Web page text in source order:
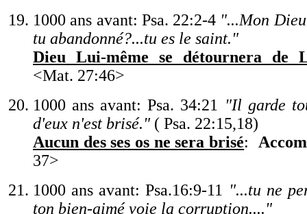
1000 ans avant: Psa. 22:2-4 "...Mon
tu abandonné?...tu es le saint."
Dieu Lui-même se détournera de
<Mat. 27:46>
1000 ans avant: Psa. 34:21
"Il garde
d'eux n'est brisé." ( Psa. 22:15,18)
Aucun des ses os ne sera brisé:
37>
1000 ans avant: Psa.16:9-11 "...tu ne
ton bien-aimé voie la corruption...."